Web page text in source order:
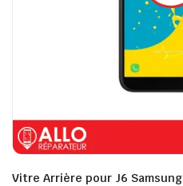
Vitre Arrière pour J6 Samsung